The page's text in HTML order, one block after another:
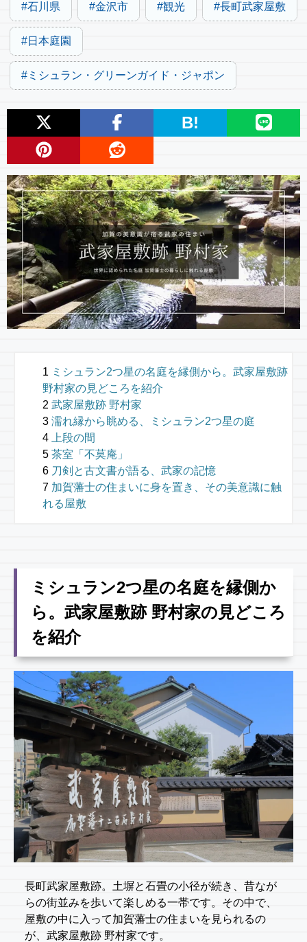
石川県 金沢市 観光 長町武家屋敷
日本庭園
ミシュラン・グリーンガイド・ジャポン
B!
ミシュラン2つ星の名庭を縁側から。武家屋敷跡
野村家の見どころを紹介
武家屋敷跡 野村家
濡れ縁から眺める、ミシュラン2つ星の庭
上段の間
茶室「不莫庵」
刀剣と古文書が語る、武家の記憶
加賀藩士の住まいに身を置き、その美意識に触
れる屋敷
ミシュラン2つ星の名庭を縁側か
ら。武家屋敷跡 野村家の見どころ
を紹介
長町武家屋敷跡。土塀と石畳の小径が続き、昔なが
らの街並みを歩いて楽しめる一帯です。その中で、
屋敷の中に入って加賀藩士の住まいを見られるの
が、武家屋敷跡 野村家です。